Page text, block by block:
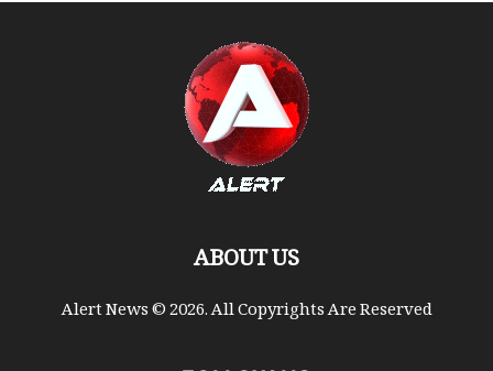
ABOUT US
Alert News © 2026. All Copyrights Are Reserved